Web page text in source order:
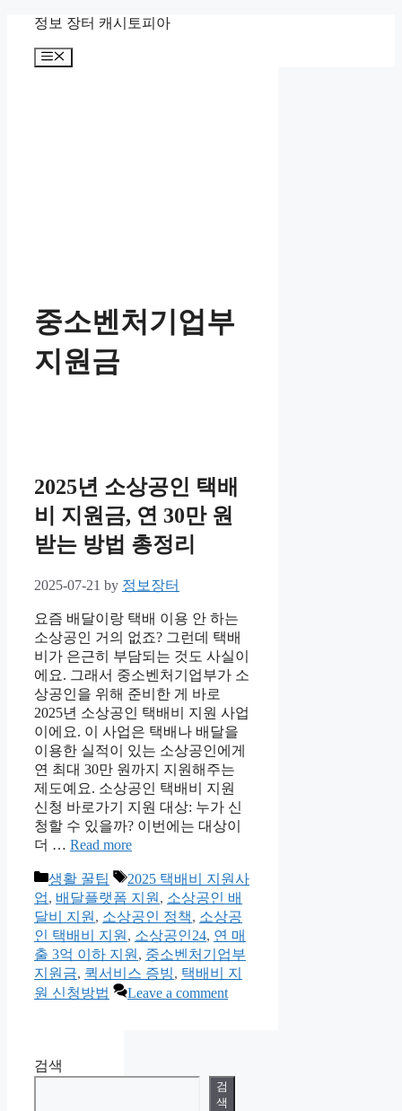
content
정보 장터 캐시토피아
Menu
중소벤처기업부
지원금
2025년 소상공인 택배
비 지원금, 연 30만 원
받는 방법 총정리
2025-07-21 by 정보장터
요즘 배달이랑 택배 이용 안 하는
소상공인 거의 없죠? 그런데 택배
비가 은근히 부담되는 것도 사실이
에요. 그래서 중소벤처기업부가 소
상공인을 위해 준비한 게 바로
2025년 소상공인 택배비 지원 사업
이에요. 이 사업은 택배나 배달을
이용한 실적이 있는 소상공인에게
연 최대 30만 원까지 지원해주는
제도예요. 소상공인 택배비 지원
신청 바로가기 지원 대상: 누가 신
청할 수 있을까? 이번에는 대상이
더 … Read more
Categories
생활 꿀팁 Tags
2025 택배비 지원사
업, 배달플랫폼 지원 , 소상공인 배
달비 지원 , 소상공인 정책, 소상공
인 택배비 지원 , 소상공인24, 연 매
출 3억 이하 지원 , 중소벤처기업부
지원금, 퀵서비스 증빙, 택배비 지
원 신청방법
Leave a comment
검색
검
색